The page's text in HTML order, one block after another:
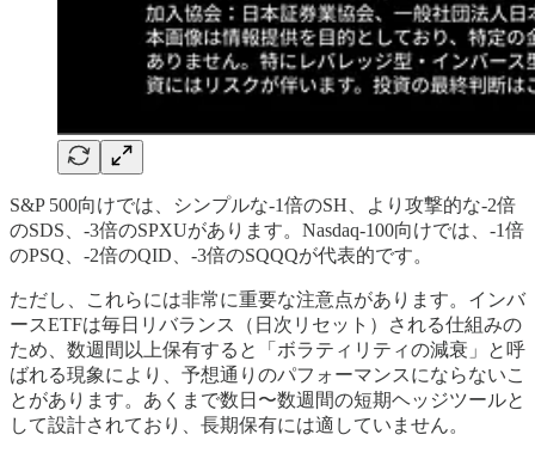
S&P 500向けでは、シンプルな-1倍のSH、より攻撃的な-2倍
のSDS、-3倍のSPXUがあります。Nasdaq-100向けでは、-1倍
のPSQ、-2倍のQID、-3倍のSQQQが代表的です。
ただし、これらには非常に重要な注意点があります。インバ
ースETFは毎日リバランス（日次リセット）される仕組みの
ため、数週間以上保有すると「ボラティリティの減衰」と呼
ばれる現象により、予想通りのパフォーマンスにならないこ
とがあります。あくまで数日〜数週間の短期ヘッジツールと
して設計されており、長期保有には適していません。